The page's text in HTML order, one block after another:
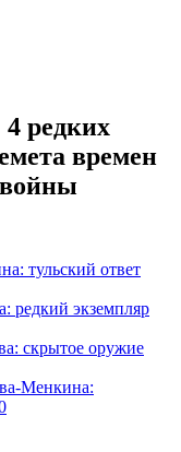
редких
времен
тульский ответ
редкий экземпляр
скрытое оружие
Менкина: